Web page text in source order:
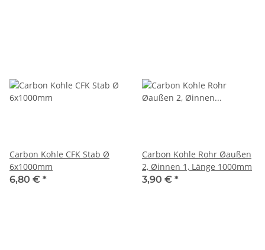
Carbon Kohle CFK Stab Ø
6x1000mm
6,80 € *
Carbon Kohle Rohr Øaußen
2, Øinnen 1, Länge 1000mm
3,90 € *